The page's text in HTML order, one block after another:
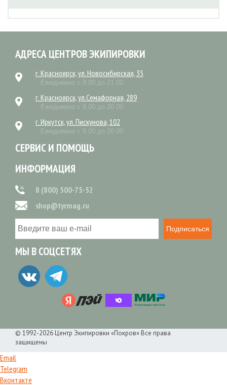
АДРЕСА ЦЕНТРОВ ЭКИПИРОВКИ
г. Красноярск, ул. Новосибирская, 35
Ежедневно с 9.00 до 21.00
г. Красноярск, ул.Семафорная, 289
Ежедневно с 9.00 до 20.00
г. Иркутск, ул. Пискунова, 102
Ежедневно с 9.00 до 20.00
СЕРВИС И ПОМОЩЬ
ИНФОРМАЦИЯ
8 (800) 500-75-52
shop@tyrmag.ru
Подписаться
МЫ В СОЦСЕТЯХ
© 1992-2026 Центр Экипировки «Покров» Все права
защищены
Email
Telegram
Вконтакте